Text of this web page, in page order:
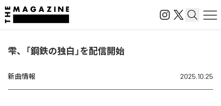
雫、「鋼鉄の独白」を配信開始
新曲情報 2025.10.25